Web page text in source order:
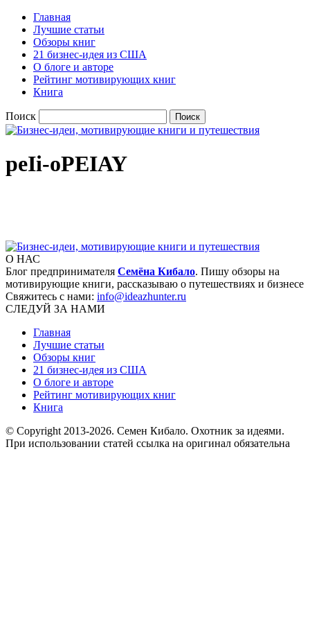
Главная
Лучшие статьи
Обзоры книг
21 бизнес-идея из США
О блоге и авторе
Рейтинг мотивирующих книг
Книга
Поиск
peIi-oPEIAY
О НАС
Блог предпринимателя Семёна Кибало. Пишу обзоры на
мотивирующие книги, рассказываю о путешествиях и бизнесе
Свяжитесь с нами: info@ideazhunter.ru
СЛЕДУЙ ЗА НАМИ
Главная
Лучшие статьи
Обзоры книг
21 бизнес-идея из США
О блоге и авторе
Рейтинг мотивирующих книг
Книга
© Copyright 2013-2026. Семен Кибало. Охотник за идеями.
При использовании статей ссылка на оригинал обязательна